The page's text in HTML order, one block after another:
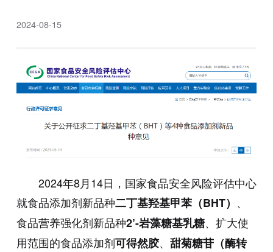
2024-08-15
2024年8月14日，国家食品安全风险评估中心
就食品添加剂新品种二丁基羟基甲苯（BHT） 、
食品营养强化剂新品种2’-岩藻糖基乳糖、扩大使
用范围的食品添加剂可得然胶、 甜菊糖苷（酶转